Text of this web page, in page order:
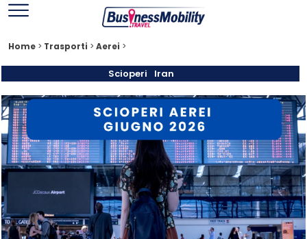
Home > Trasporti > Aerei >
Scioperi Iran